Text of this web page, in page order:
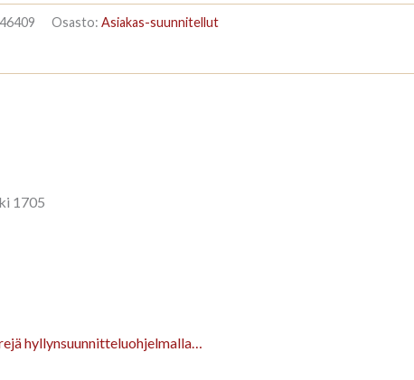
Osasto: Asiakas-suunnitellut
1705
hyllynsuunnitteluohjelmalla…